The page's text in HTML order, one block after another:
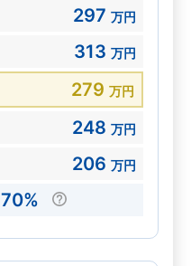
297 万円
313 万円
279 万円
248 万円
206 万円
70%